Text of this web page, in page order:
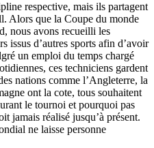
respective, mais ils partagent
Alors que la Coupe du monde
nous avons recueilli les
issus d’autres sports afin d’avoir
un emploi du temps chargé
ces techniciens gardent
nations comme l’Angleterre, la
ont la cote, tous souhaitent
le tournoi et pourquoi pas
jamais réalisé jusqu’à présent.
ne laisse personne